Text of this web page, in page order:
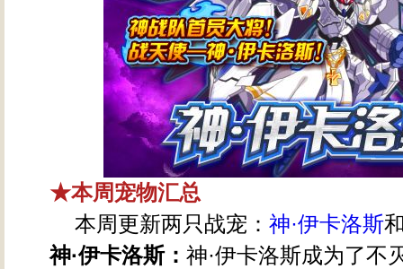
★本周宠物汇总
本周更新两只战宠： 神·伊卡洛斯
神·伊卡洛斯： 神·伊卡洛斯成为了不